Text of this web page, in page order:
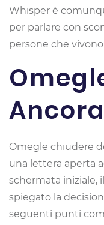
Whisper è
per parlare con
persone che
Omegle chiudere
una lettera aperta
schermata iniziale,
spiegato la
seguenti punti